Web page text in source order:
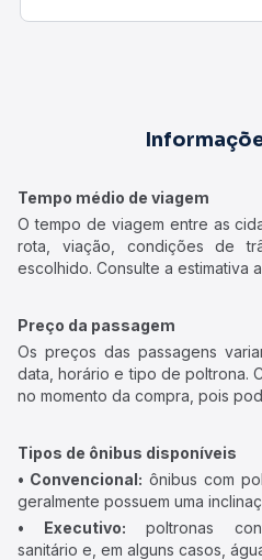
Tempo médio de viagem
O tempo de viagem entre as
rota, viação, condições de
escolhido. Consulte a estimativa
Preço da passagem
Os preços das passagens
data, horário e tipo de poltrona.
no momento da compra, pois
Tipos de ônibus disponíveis
• Convencional: ônibus com
geralmente possuem uma
• Executivo: poltronas
sanitário e, em alguns casos,